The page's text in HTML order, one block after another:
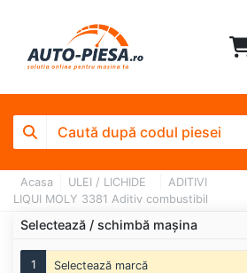
Acasa ULEI / LICHIDE
ADITIVI
LIQUI MOLY 3381 Aditiv combustibil
Selectează / schimbă mașina
1 Selectează marcă